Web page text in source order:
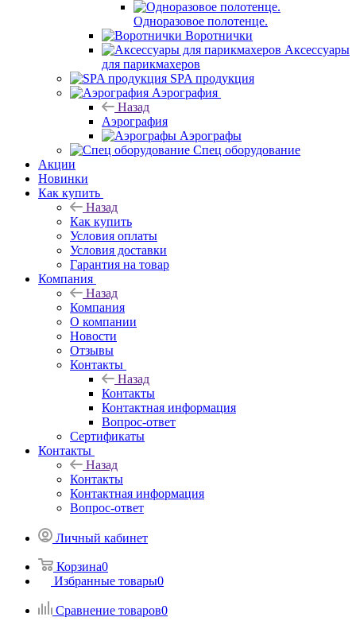
Одноразовое полотенце.
Воротнички
Аксессуары
для парикмахеров
SPA продукция
Аэрография
Назад
Аэрография
Аэрографы
Спец оборудование
Акции
Новинки
Как купить
Назад
Как купить
Условия оплаты
Условия доставки
Гарантия на товар
Компания
Назад
Компания
О компании
Новости
Отзывы
Контакты
Назад
Контакты
Контактная информация
Вопрос-ответ
Сертификаты
Контакты
Назад
Контакты
Контактная информация
Вопрос-ответ
Личный кабинет
Корзина0
Избранные товары0
Сравнение товаров0